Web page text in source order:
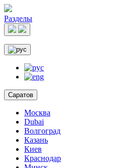
Разделы
Саратов
Москва
Dubai
Волгоград
Казань
Киев
Краснодар